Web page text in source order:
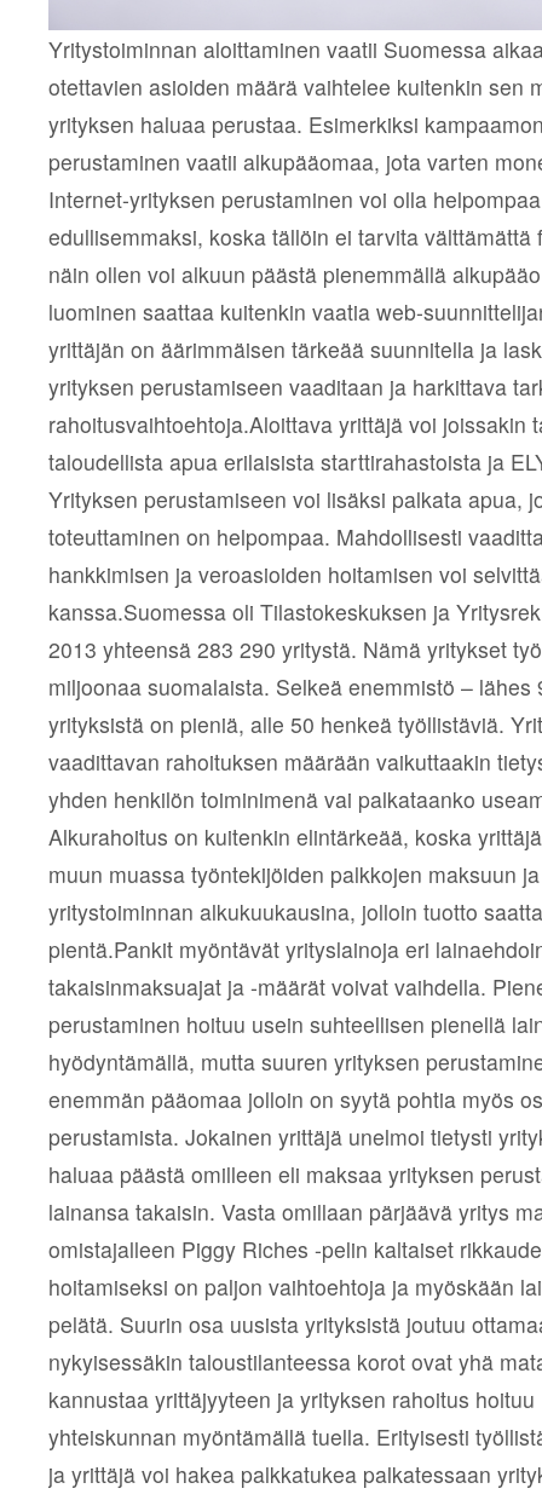
Yritystoiminnan aloittaminen vaatii Suomessa
otettavien asioiden määrä vaihtelee kuitenkin sen
yrityksen haluaa perustaa. Esimerkiksi
perustaminen vaatii alkupääomaa, jota varten
Internet-yrityksen perustaminen voi olla
edullisemmaksi, koska tällöin ei tarvita välttämättä
näin ollen voi alkuun päästä pienemmällä
luominen saattaa kuitenkin vaatia web-
yrittäjän on äärimmäisen tärkeää suunnitella ja
yrityksen perustamiseen vaaditaan ja harkittava
rahoitusvaihtoehtoja.Aloittava yrittäjä voi joissakin
taloudellista apua erilaisista starttirahastoista ja
Yrityksen perustamiseen voi lisäksi palkata apua,
toteuttaminen on helpompaa. Mahdollisesti
hankkimisen ja veroasioiden hoitamisen voi
kanssa.Suomessa oli Tilastokeskuksen ja
2013 yhteensä 283 290 yritystä. Nämä yritykset
miljoonaa suomalaista. Selkeä enemmistö –
yrityksistä on pieniä, alle 50 henkeä työllistäviä.
vaadittavan rahoituksen määrään vaikuttaakin
yhden henkilön toiminimenä vai palkataanko
Alkurahoitus on kuitenkin elintärkeää, koska
muun muassa työntekijöiden palkkojen maksuun
yritystoiminnan alkukuukausina, jolloin tuotto
pientä.Pankit myöntävät yrityslainoja eri
takaisinmaksuajat ja -määrät voivat vaihdella.
perustaminen hoituu usein suhteellisen pienellä
hyödyntämällä, mutta suuren yrityksen
enemmän pääomaa jolloin on syytä pohtia myös
perustamista. Jokainen yrittäjä unelmoi tietysti
haluaa päästä omilleen eli maksaa yrityksen
lainansa takaisin. Vasta omillaan pärjäävä yritys
omistajalleen Piggy Riches -pelin kaltaiset
hoitamiseksi on paljon vaihtoehtoja ja myöskään
pelätä. Suurin osa uusista yrityksistä joutuu
nykyisessäkin taloustilanteessa korot ovat yhä
kannustaa yrittäjyyteen ja yrityksen rahoitus
yhteiskunnan myöntämällä tuella. Erityisesti
ja yrittäjä voi hakea palkkatukea palkatessaan